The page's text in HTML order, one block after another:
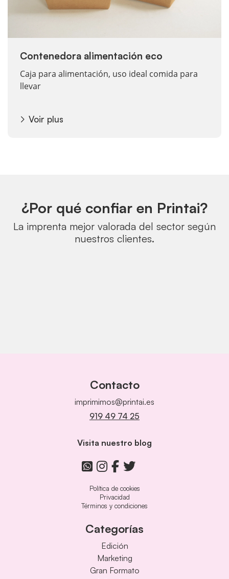
Contenedora alimentación eco
Caja para alimentación, uso ideal comida para
llevar
Voir plus
¿Por qué confiar en Printai?
La imprenta mejor valorada del sector según
nuestros clientes.
Contacto
imprimimos@printai.es
919 49 74 25
Visita nuestro blog
Política de cookies
Privacidad
Términos y condiciones
Categorías
Edición
Marketing
Gran Formato